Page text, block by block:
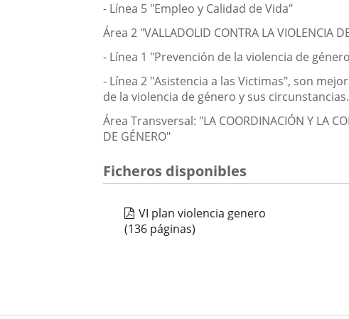
- Línea 5 "Empleo y Calidad de Vida"
Área 2 "VALLADOLID CONTRA LA VIOLENCIA
- Línea 1 "Prevención de la violencia de
- Línea 2 "Asistencia a las Victimas", son
de la violencia de género y sus circunstancias.
Área Transversal: "LA COORDINACIÓN Y LA
DE GÉNERO"
Ficheros disponibles
VI plan violencia genero
(136 páginas)